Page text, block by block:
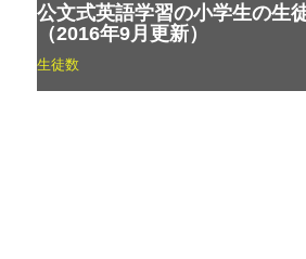
公文式英語学習の小学生の生
（2016年9月更新）
生徒数